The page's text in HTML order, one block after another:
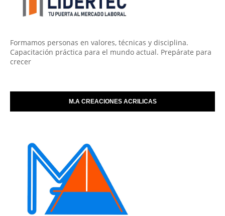
Formamos personas en valores, técnicas y disciplina.
Capacitación práctica para el mundo actual. Prepárate para
crecer
M.A CREACIONES ACRILICAS